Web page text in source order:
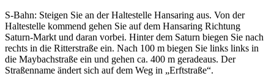
S-Bahn: Steigen Sie an der Haltestelle Hansaring aus. Von der
Haltestelle kommend gehen Sie auf dem Hansaring Richtung
Saturn-Markt und daran vorbei. Hinter dem Saturn biegen Sie nach
rechts in die Ritterstraße ein. Nach 100 m biegen Sie links links in
die Maybachstraße ein und gehen ca. 400 m geradeaus. Der
Straßenname ändert sich auf dem Weg in „Erftstraße“.